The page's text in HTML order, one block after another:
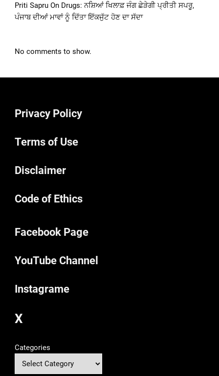
Priti Sapru On Drugs: ਨਸ਼ਿਆਂ ਖਿਲਾਫ਼ ਜੰਗ ਛੇੜੇਗੀ ਪ੍ਰੀਤੀ ਸਪਰੂ,
ਪੰਜਾਬ ਦੀਆਂ ਮਾਵਾਂ ਨੂੰ ਦਿੱਤਾ ਇੱਕਜੁੱਟ ਹੋਣ ਦਾ ਸੱਦਾ
No comments to show.
Privacy Policy
Terms of Use
Disclaimer
Code of Ethics
Facebook Page
YouTube Channel
Instagrame
X
Categories